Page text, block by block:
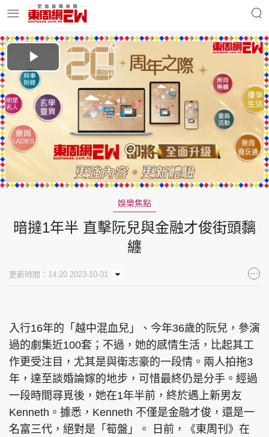
明星名人 時事財經
東周Ladies 優享生活
東周食玩通 會員活動
玄學靈異 東周專欄
東周刊 cazbuyer 東Touch
PCM 電腦廣場 星島頭條 星島日報
Play
Video
娛樂焦點
暗撻1年半 直擊阮兒與金融才俊街頭黐
纏
更新時間：14:20 2023-10-31
入行16年的「越中混血兒」、今年36歲的阮兒，參演
過的劇集近100套；不過，她的感情生活，比起其工
作更受注目，尤其是與衛志豪的一段情。兩人拍拖3
年，達至談婚論嫁的地步，可惜最終仍是分手。經過
一段時間尋覓後，她在1年半前，終於遇上新男友
Kenneth。據悉，Kenneth 不僅是金融才俊，還是一
名富三代，絕對是「筍盤」。 日前，《東周刊》在